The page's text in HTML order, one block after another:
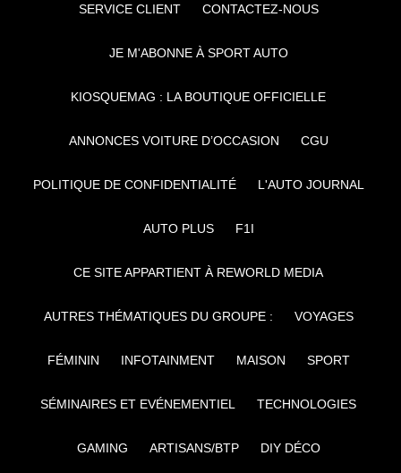
SERVICE CLIENT CONTACTEZ-NOUS
JE M'ABONNE À SPORT AUTO
KIOSQUEMAG : LA BOUTIQUE OFFICIELLE
ANNONCES VOITURE D’OCCASION CGU
POLITIQUE DE CONFIDENTIALITÉ L'AUTO JOURNAL
AUTO PLUS F1I
CE SITE APPARTIENT À REWORLD MEDIA
AUTRES THÉMATIQUES DU GROUPE : VOYAGES
FÉMININ INFOTAINMENT MAISON SPORT
SÉMINAIRES ET EVÉNEMENTIEL TECHNOLOGIES
GAMING ARTISANS/BTP DIY DÉCO